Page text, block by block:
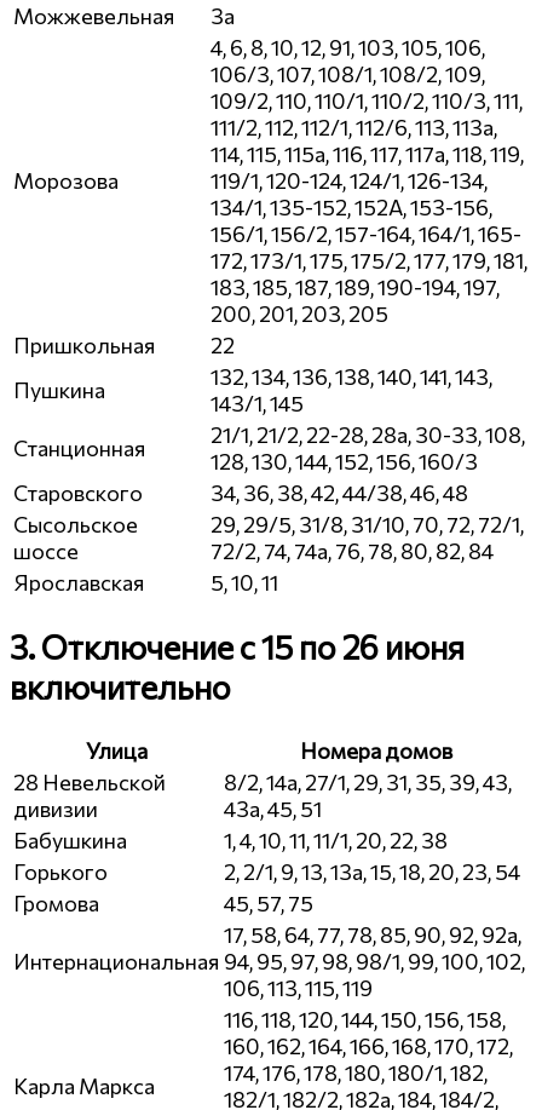
Можжевельная
3а
Морозова
4, 6, 8, 10, 12, 91, 103, 105, 106,
106/3, 107, 108/1, 108/2, 109,
109/2, 110, 110/1, 110/2, 110/3, 111,
111/2, 112, 112/1, 112/6, 113, 113а,
114, 115, 115а, 116, 117, 117а, 118, 119,
119/1, 120-124, 124/1, 126-134,
134/1, 135-152, 152А, 153-156,
156/1, 156/2, 157-164, 164/1, 165-
172, 173/1, 175, 175/2, 177, 179, 181,
183, 185, 187, 189, 190-194, 197,
200, 201, 203, 205
Пришкольная
22
Пушкина
132, 134, 136, 138, 140, 141, 143,
143/1, 145
Станционная
21/1, 21/2, 22-28, 28а, 30-33, 108,
128, 130, 144, 152, 156, 160/3
Старовского
34, 36, 38, 42, 44/38, 46, 48
Сысольское
шоссе
29, 29/5, 31/8, 31/10, 70, 72, 72/1,
72/2, 74, 74а, 76, 78, 80, 82, 84
Ярославская
5, 10, 11
3. Отключение с 15 по 26 июня
включительно
Улица
Номера домов
28 Невельской
дивизии
8/2, 14а, 27/1, 29, 31, 35, 39, 43,
43а, 45, 51
Бабушкина
1, 4, 10, 11, 11/1, 20, 22, 38
Горького
2, 2/1, 9, 13, 13а, 15, 18, 20, 23, 54
Громова
45, 57, 75
Интернациональная
17, 58, 64, 77, 78, 85, 90, 92, 92а,
94, 95, 97, 98, 98/1, 99, 100, 102,
106, 113, 115, 119
Карла Маркса
116, 118, 120, 144, 150, 156, 158,
160, 162, 164, 166, 168, 170, 172,
174, 176, 178, 180, 180/1, 182,
182/1, 182/2, 182а, 184, 184/2,